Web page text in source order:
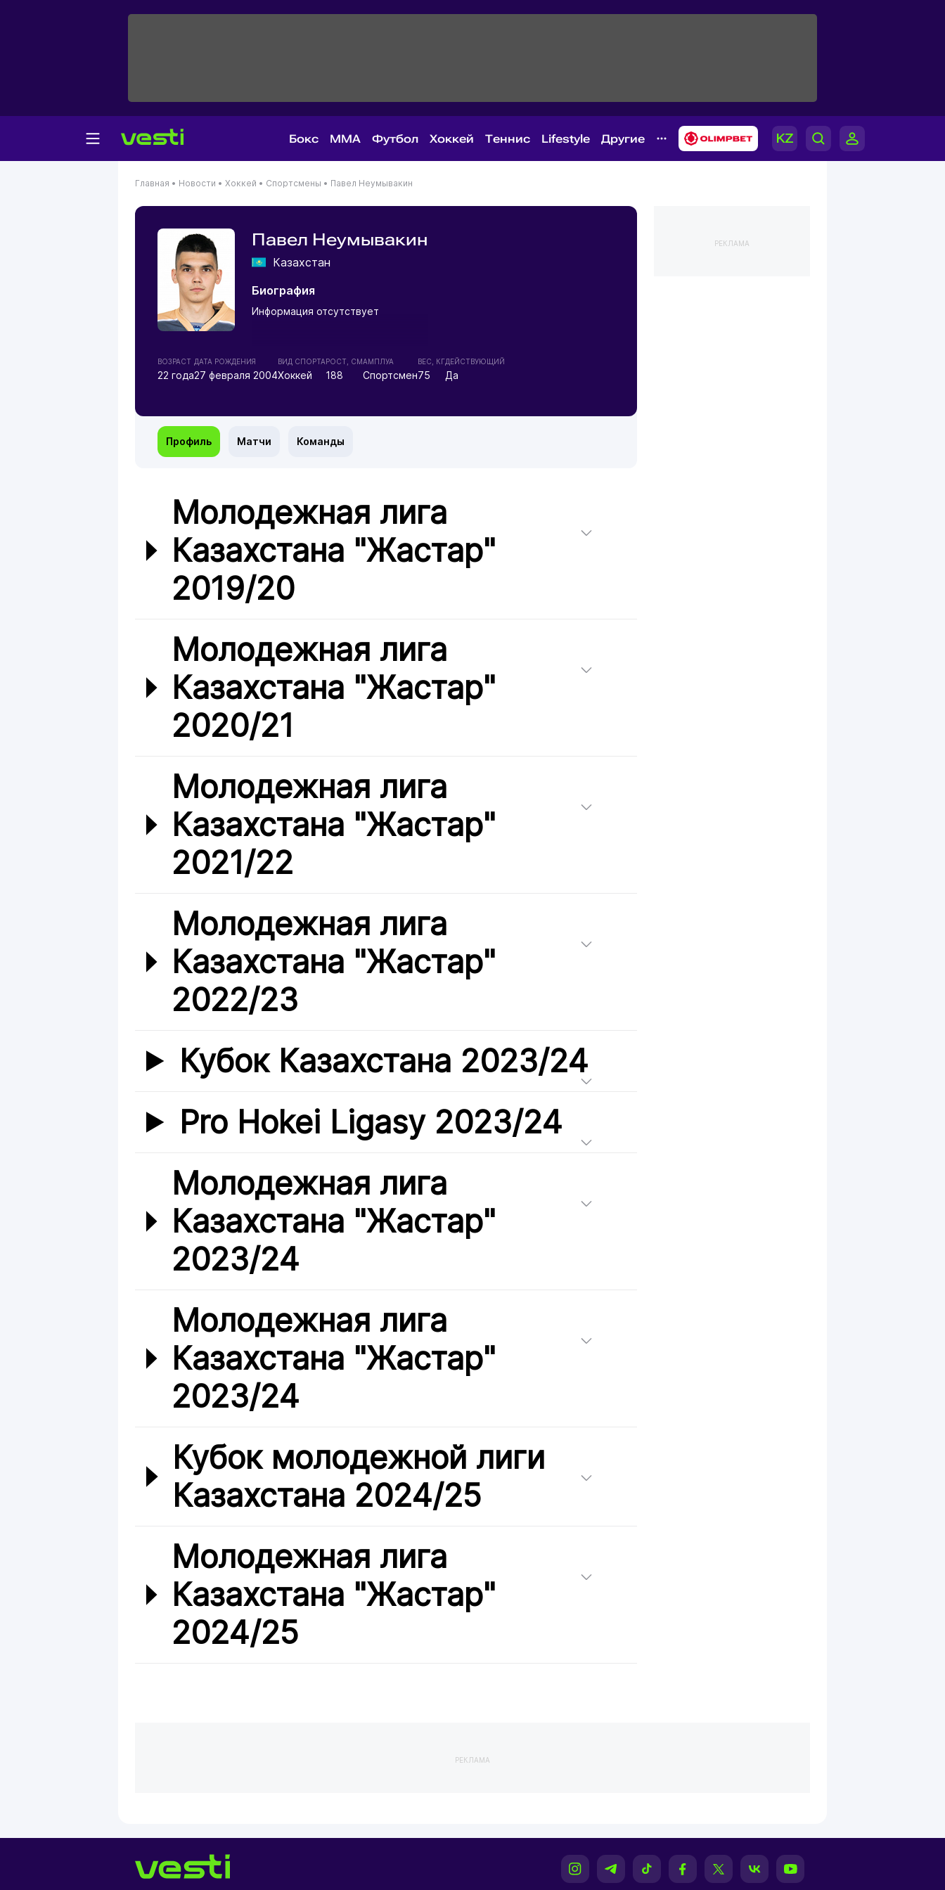
Бокс MMA Футбол Хоккей Теннис Lifestyle Другие
Главная • Новости • Хоккей • Спортсмены • Павел Неумывакин
Павел Неумывакин
Казахстан
Биография
Информация отсутствует
ВОЗРАСТ
22 года
ДАТА РОЖДЕНИЯ
27 февраля 2004
ВИД СПОРТА
Хоккей
РОСТ, СМ
188
АМПЛУА
Спортсмен
ВЕС, КГ
75
ДЕЙСТВУЮЩИЙ
Да
Профиль Матчи Команды
Молодежная лига
Казахстана "Жастар"
2019/20
Молодежная лига
Казахстана "Жастар"
2020/21
Молодежная лига
Казахстана "Жастар"
2021/22
Молодежная лига
Казахстана "Жастар"
2022/23
Кубок Казахстана 2023/24
Pro Hokei Ligasy 2023/24
Молодежная лига
Казахстана "Жастар"
2023/24
Молодежная лига
Казахстана "Жастар"
2023/24
Кубок молодежной лиги
Казахстана 2024/25
Молодежная лига
Казахстана "Жастар"
2024/25
РЕКЛАМА
РЕКЛАМА